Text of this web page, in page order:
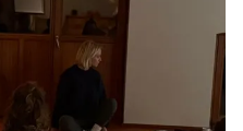
Holzmannstett,
Germany